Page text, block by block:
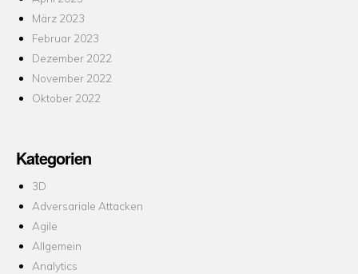
März 2023
Februar 2023
Dezember 2022
November 2022
Oktober 2022
Kategorien
3D
Adversariale Attacken
Agile
Allgemein
Analytics